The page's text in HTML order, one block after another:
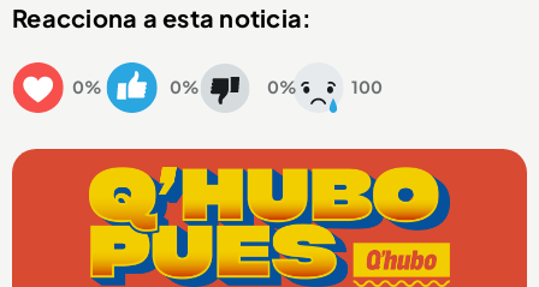
Reacciona a esta noticia:
0% 0% 0% 100